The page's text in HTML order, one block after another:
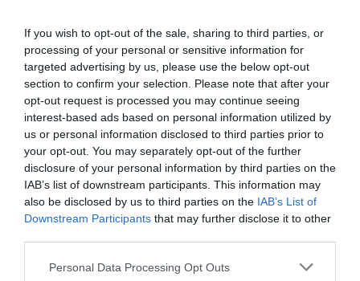
If you wish to opt-out of the sale, sharing to third parties, or
processing of your personal or sensitive information for
targeted advertising by us, please use the below opt-out
section to confirm your selection. Please note that after your
opt-out request is processed you may continue seeing
interest-based ads based on personal information utilized by
us or personal information disclosed to third parties prior to
your opt-out. You may separately opt-out of the further
disclosure of your personal information by third parties on the
IAB’s list of downstream participants. This information may
also be disclosed by us to third parties on the IAB’s List of
Downstream Participants that may further disclose it to other
Personal Data Processing Opt Outs
Pues sí sucederá de nuevo. Porque seguimos sin un
plan integral y coordinado. Seguimos sin medios